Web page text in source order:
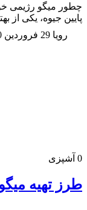
چطور میگو رژیمی
پایین جیوه، یکی از
رویا 29 فروردین 1400
0 آشپزی
طرز تهیه